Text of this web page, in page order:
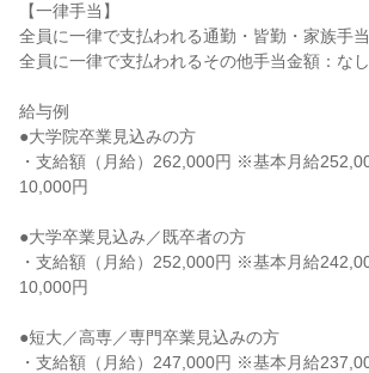
【一律手当】
全員に一律で支払われる通勤・皆勤・家族手
全員に一律で支払われるその他手当金額：なし
給与例
●大学院卒業見込みの方
・支給額（月給）262,000円 ※基本月給
10,000円
●大学卒業見込み／既卒者の方
・支給額（月給）252,000円 ※基本月給
10,000円
●短大／高専／専門卒業見込みの方
・支給額（月給）247,000円 ※基本月給